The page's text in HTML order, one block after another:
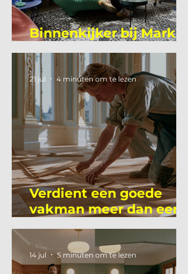
Binnenkijker bij Mark
Mutsaers
Verdient een goede
vakman meer dan een
gemiddelde
academicus?
21 jul 4 minuten om te lezen
14 jul 5 minuten om te lezen